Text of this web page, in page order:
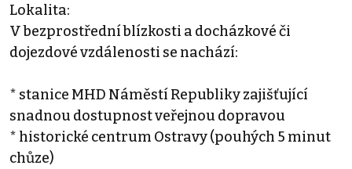
Lokalita:
V bezprostřední blízkosti a docházkové či
dojezdové vzdálenosti se nachází:
* stanice MHD Náměstí Republiky zajišťující
snadnou dostupnost veřejnou dopravou
* historické centrum Ostravy (pouhých 5 minut
chůze)